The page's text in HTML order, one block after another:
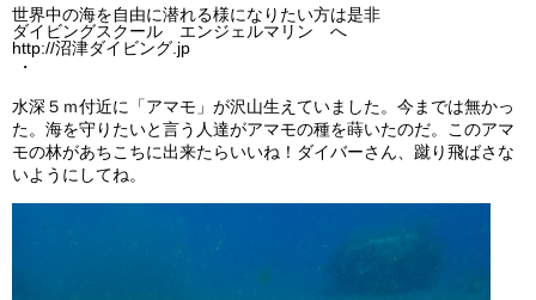
世界中の海を自由に潜れる様になりたい方は是非
ダイビングスクール エンジェルマリン へ
http://沼津ダイビング.jp
・
水深５ｍ付近に「アマモ」が沢山生えていました。今までは無かっ
た。海を守りたいと言う人達がアマモの種を蒔いたのだ。このアマ
モの林があちこちに出来たらいいね！ダイバーさん、蹴り飛ばさな
いようにしてね。